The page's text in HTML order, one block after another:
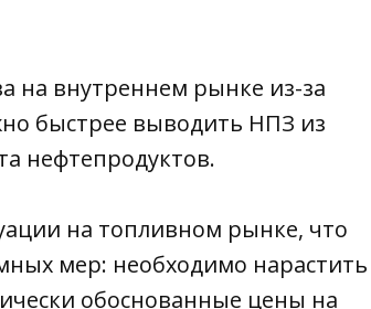
на внутреннем рынке из-за
быстрее выводить НПЗ из
нефтепродуктов.
на топливном рынке, что
мер: необходимо нарастить
обоснованные цены на